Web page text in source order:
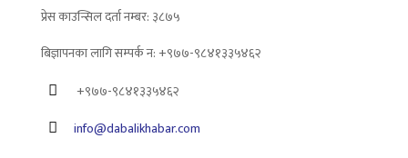
प्रेस काउन्सिल दर्ता नम्बर: ३८७५
बिज्ञापनका लागि सम्पर्क न: +९७७-९८४१३३५४६२
+९७७-९८४१३३५४६२
info@dabalikhabar.com